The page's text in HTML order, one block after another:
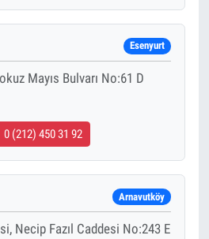
Esenyurt
Mayıs Bulvarı No:61 D
0 (212) 450 31 92
Arnavutköy
Necip Fazıl Caddesi No:243 E